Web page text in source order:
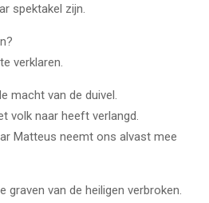
spektakel zijn.
verklaren.
macht van de duivel.
volk naar heeft verlangd.
Matteus neemt ons alvast mee
van de heiligen verbroken.